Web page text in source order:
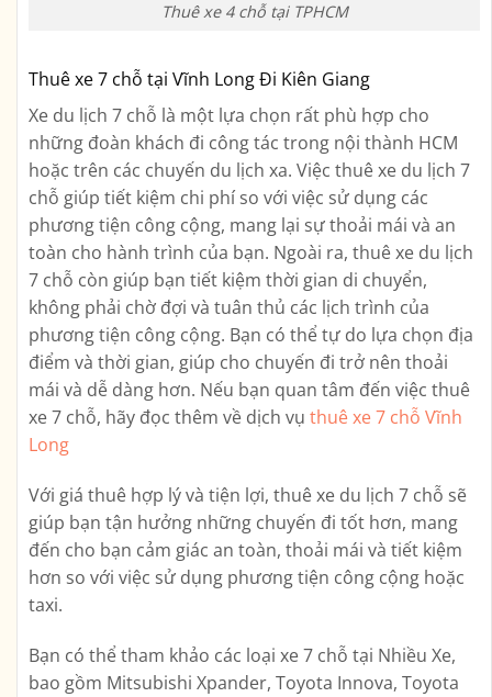
Thuê xe 4 chỗ tại TPHCM
Thuê xe 7 chỗ tại Vĩnh Long Đi Kiên Giang
Xe du lịch 7 chỗ là một lựa chọn rất phù hợp cho
những đoàn khách đi công tác trong nội thành HCM
hoặc trên các chuyến du lịch xa. Việc thuê xe du lịch 7
chỗ giúp tiết kiệm chi phí so với việc sử dụng các
phương tiện công cộng, mang lại sự thoải mái và an
toàn cho hành trình của bạn. Ngoài ra, thuê xe du lịch
7 chỗ còn giúp bạn tiết kiệm thời gian di chuyển,
không phải chờ đợi và tuân thủ các lịch trình của
phương tiện công cộng. Bạn có thể tự do lựa chọn địa
điểm và thời gian, giúp cho chuyến đi trở nên thoải
mái và dễ dàng hơn. Nếu bạn quan tâm đến việc thuê
xe 7 chỗ, hãy đọc thêm về dịch vụ thuê xe 7 chỗ Vĩnh
Long
Với giá thuê hợp lý và tiện lợi, thuê xe du lịch 7 chỗ sẽ
giúp bạn tận hưởng những chuyến đi tốt hơn, mang
đến cho bạn cảm giác an toàn, thoải mái và tiết kiệm
hơn so với việc sử dụng phương tiện công cộng hoặc
taxi.
Bạn có thể tham khảo các loại xe 7 chỗ tại Nhiều Xe,
bao gồm Mitsubishi Xpander, Toyota Innova, Toyota